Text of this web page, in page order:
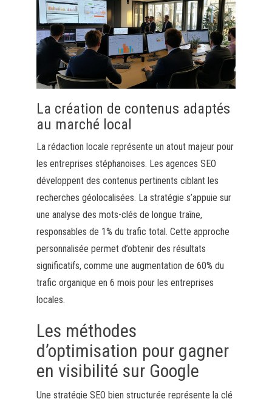
La création de contenus adaptés
au marché local
La rédaction locale représente un atout majeur pour
les entreprises stéphanoises. Les agences SEO
développent des contenus pertinents ciblant les
recherches géolocalisées. La stratégie s’appuie sur
une analyse des mots-clés de longue traîne,
responsables de 1% du trafic total. Cette approche
personnalisée permet d’obtenir des résultats
significatifs, comme une augmentation de 60% du
trafic organique en 6 mois pour les entreprises
locales.
Les méthodes
d’optimisation pour gagner
en visibilité sur Google
Une stratégie SEO bien structurée représente la clé